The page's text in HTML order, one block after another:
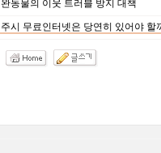
동물의 이웃 트러블 방지 대책
시 무료인터넷은 당연히 있어야 할